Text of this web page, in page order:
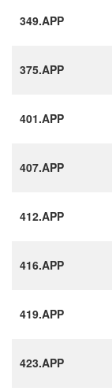
349.APP
375.APP
401.APP
407.APP
412.APP
416.APP
419.APP
423.APP